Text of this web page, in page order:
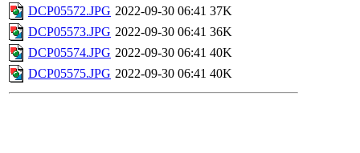
DCP05572.JPG 2022-09-30 06:41 37K
DCP05573.JPG 2022-09-30 06:41 36K
DCP05574.JPG 2022-09-30 06:41 40K
DCP05575.JPG 2022-09-30 06:41 40K